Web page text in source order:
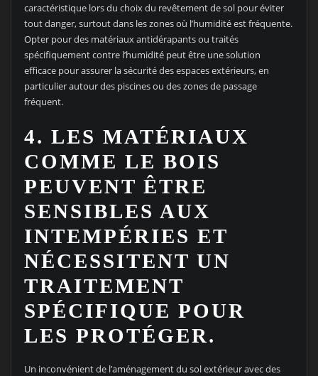
caractéristique lors du choix du revêtement de sol pour éviter
tout danger, surtout dans les zones où l’humidité est fréquente.
Opter pour des matériaux antidérapants ou traités
spécifiquement contre l’humidité peut être une solution
efficace pour assurer la sécurité des espaces extérieurs, en
particulier autour des piscines ou des zones de passage
fréquent.
4. LES MATÉRIAUX
COMME LE BOIS
PEUVENT ÊTRE
SENSIBLES AUX
INTEMPÉRIES ET
NÉCESSITENT UN
TRAITEMENT
SPÉCIFIQUE POUR
LES PROTÉGER.
Un inconvénient de l’aménagement du sol extérieur avec des